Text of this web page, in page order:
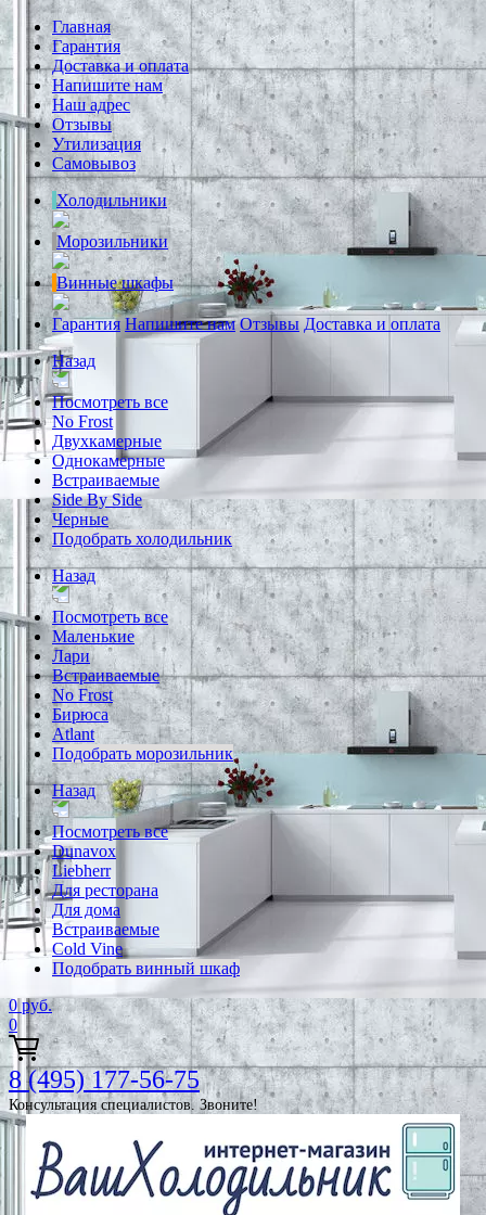
Главная
Гарантия
Доставка и оплата
Напишите нам
Наш адрес
Отзывы
Утилизация
Самовывоз
Холодильники
Морозильники
Винные шкафы
Гарантия Напишите нам Отзывы Доставка и оплата
Назад
Посмотреть все
No Frost
Двухкамерные
Однокамерные
Встраиваемые
Side By Side
Черные
Подобрать холодильник
Назад
Посмотреть все
Маленькие
Лари
Встраиваемые
No Frost
Бирюса
Atlant
Подобрать морозильник
Назад
Посмотреть все
Dunavox
Liebherr
Для ресторана
Для дома
Встраиваемые
Cold Vine
Подобрать винный шкаф
0 руб.
0
8 (495) 177-56-75
Консультация специалистов. Звоните!